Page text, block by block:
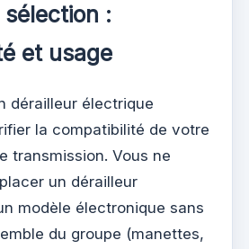
:
et usage
dérailleur électrique
la compatibilité de votre
transmission. Vous ne
un dérailleur
modèle électronique sans
du groupe (manettes,